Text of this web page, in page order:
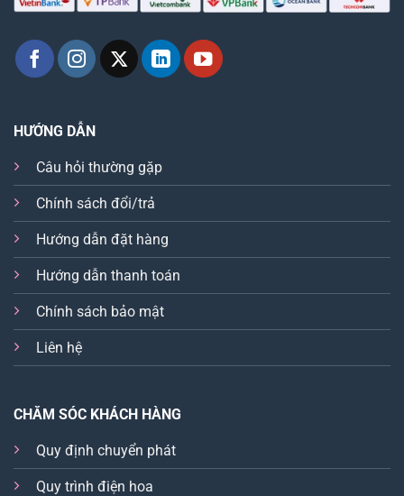
HƯỚNG DẪN
Câu hỏi thường gặp
Chính sách đổi/trả
Hướng dẫn đặt hàng
Hướng dẫn thanh toán
Chính sách bảo mật
Liên hệ
CHĂM SÓC KHÁCH HÀNG
Quy định chuyển phát
Quy trình điện hoa